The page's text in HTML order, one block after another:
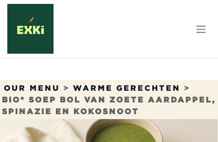
Overslaan naar inhoud
OUR MENU > WARME GERECHTEN >
BIO* SOEP BOL VAN ZOETE AARDAPPEL,
SPINAZIE EN KOKOSNOOT